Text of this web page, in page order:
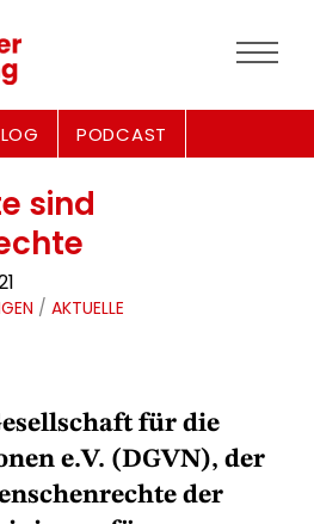
PODCAST
sind
/ AKTUELLE
für die
e.V. (DGVN), der
der